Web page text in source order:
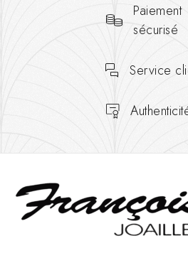
Paiement
sécurisé
Service